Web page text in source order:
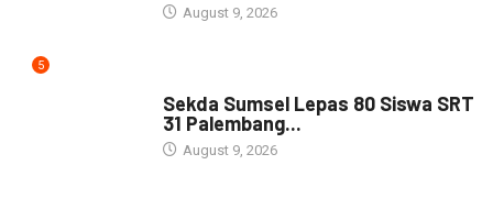
August 9, 2026
5
Sekda Sumsel Lepas 80 Siswa SRT
31 Palembang...
August 9, 2026